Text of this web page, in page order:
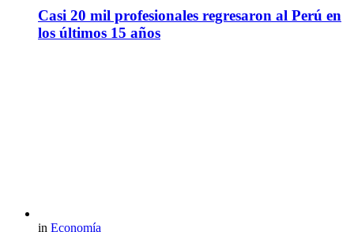
Casi 20 mil profesionales regresaron al Perú en
los últimos 15 años
in Economía